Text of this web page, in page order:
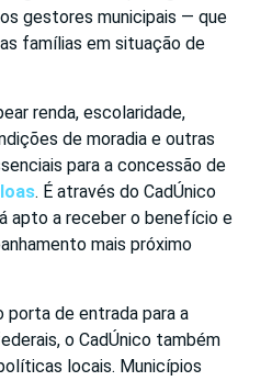
gestores municipais — que
famílias em situação de
renda, escolaridade,
de moradia e outras
para a concessão de
. É através do CadÚnico
apto a receber o benefício e
mais próximo
porta de entrada para a
o CadÚnico também
locais. Municípios